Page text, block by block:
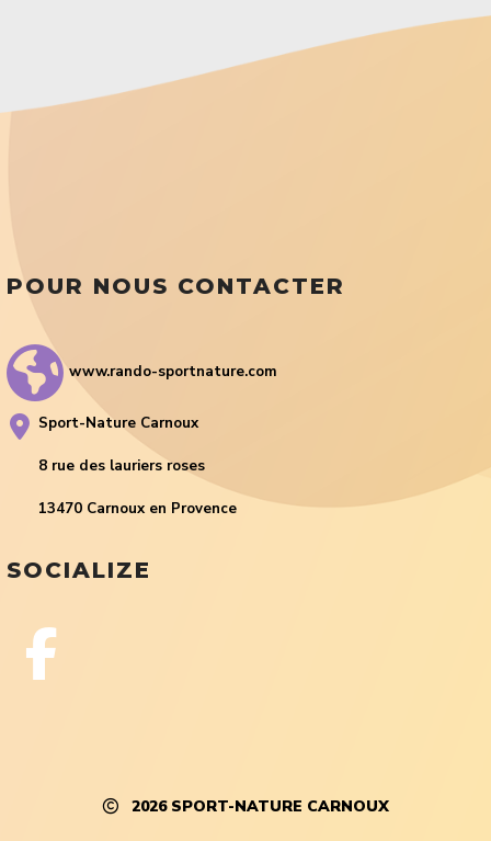
POUR NOUS CONTACTER
www.rando-sportnature.com
Sport-Nature Carnoux
8 rue des lauriers roses
13470 Carnoux en Provence
SOCIALIZE
2026 SPORT-NATURE CARNOUX